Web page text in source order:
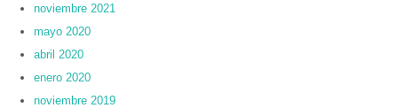
noviembre 2021
mayo 2020
abril 2020
enero 2020
noviembre 2019